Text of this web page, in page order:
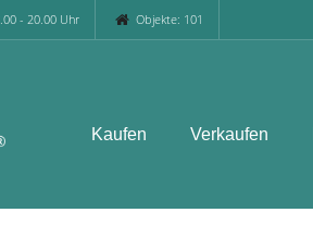
- 20.00 Uhr Objekte: 101
Kaufen Verkaufen